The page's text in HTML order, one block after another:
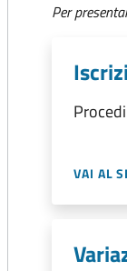
Per
VAI AL